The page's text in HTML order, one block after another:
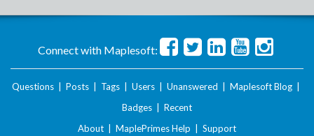
Connect with Maplesoft:
Questions Posts Tags Users Unanswered Maplesoft Blog
Badges
Recent
About
MaplePrimes Help Support